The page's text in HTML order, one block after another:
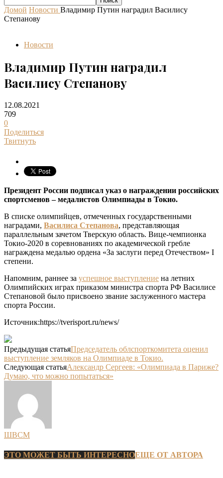
Домой Новости Владимир Путин наградил Василису
Степанову
Новости
Владимир Путин наградил
Василису Степанову
12.08.2021
709
0
Поделиться
Твитнуть
Президент России подписал указ о награждении российских
спортсменов – медалистов Олимпиады в Токио.
В списке олимпийцев, отмеченных государственными
наградами, Василиса Степанова, представляющая
параллельным зачетом Тверскую область. Вице-чемпионка
Токио-2020 в соревнованиях по академической гребле
награждена медалью ордена «За заслуги перед Отечеством» I
степени.
Напомним, раннее за успешное выступление на летних
Олимпийских играх приказом министра спорта РФ Василисе
Степановой было присвоено звание заслуженного мастера
спорта России.
Источник:https://tverisport.ru/news/
Предыдущая статьяПредседатель облспорткомитета оценил
выступление земляков на Олимпиаде в Токио.
Следующая статьяАлександр Сергеев: «Олимпиада в Париже?
Думаю, что можно попытаться»
ШВСМ
ЭТО МОЖЕТ БЫТЬ ИНТЕРЕСНОЕЩЕ ОТ АВТОРА